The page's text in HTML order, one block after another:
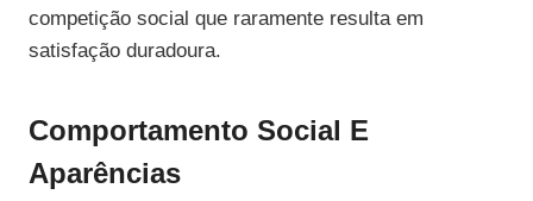
competição social que raramente resulta em
satisfação duradoura.
Comportamento Social E
Aparências